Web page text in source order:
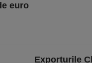
euro
Exporturile